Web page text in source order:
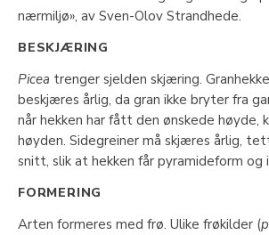
nærmiljø», av Sven-Olov Strandhede.
BESKJÆRING
Picea trenger sjelden skjæring.
beskjæres årlig, da gran ikke bryter fra
når hekken har fått den ønskede høyde,
høyden. Sidegreiner må skjæres årlig,
snitt, slik at hekken får pyramideform og
FORMERING
Arten formeres med frø. Ulike frøkilder (